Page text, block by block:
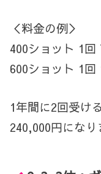
＜料金の例＞
400ショット 1回
600ショット 1回
1年間に2回受け
240,000円になり